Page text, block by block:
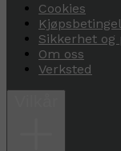
Cookies
Sikkerhet og
Om oss
Verksted